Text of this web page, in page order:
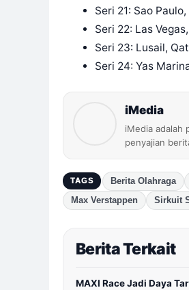
Seri 21: Sao
Seri 22: Las
Seri 23: Lusail,
Seri 24: Yas
iMedia
iMedia adalah
penyajian
TAGS Berita Olahraga
Max Verstappen
Sirkuit
Berita Terkait
MAXI Race Jadi Daya